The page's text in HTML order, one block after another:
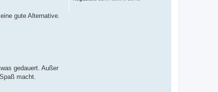
gute Alternative.
gedauert. Außer
macht.